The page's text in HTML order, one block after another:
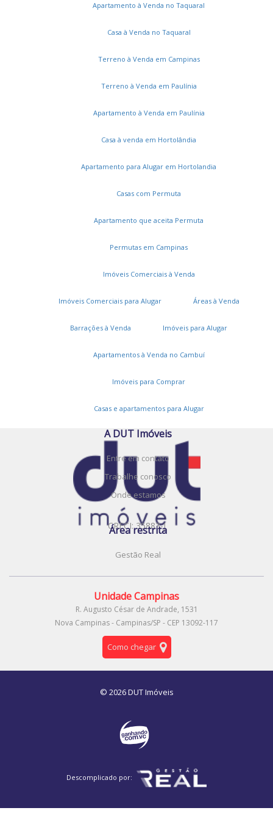
Apartamento à Venda no Taquaral
Casa à Venda no Taquaral
Terreno à Venda em Campinas
Terreno à Venda em Paulínia
Apartamento à Venda em Paulínia
Casa à venda em Hortolândia
Apartamento para Alugar em Hortolandia
Casas com Permuta
Apartamento que aceita Permuta
Permutas em Campinas
Imóveis Comerciais à Venda
Imóveis Comerciais para Alugar Áreas à Venda
Barrações à Venda Imóveis para Alugar
Apartamentos à Venda no Cambuí
Imóveis para Comprar
Casas e apartamentos para Alugar
CRECI: 35883-J
Cadastros e Propostas
Encomende seu imóvel
A DUT Imóveis
Entre em contato
Trabalhe conosco
Onde estamos
Área restrita
Gestão Real
Unidade Campinas
R. Augusto César de Andrade, 1531
Nova Campinas - Campinas/SP - CEP 13092-117
Como chegar
© 2026 DUT Imóveis
Descomplicado por: